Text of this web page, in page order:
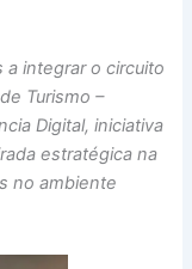
a integrar o circuito
Turismo –
Digital, iniciativa
estratégica na
no ambiente